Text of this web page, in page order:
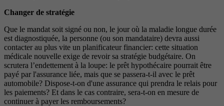
Changer de stratégie
Que le mandat soit signé ou non, le jour où la maladie longue durée
est diagnostiquée, la personne (ou son mandataire) devra aussi
contacter au plus vite un planificateur financier: cette situation
médicale nouvelle exige de revoir sa stratégie budgétaire. On
scrutera l’endettement à la loupe: le prêt hypothécaire pourrait être
payé par l'assurance liée, mais que se passera-t-il avec le prêt
automobile? Dispose-t-on d'une assurance qui prendra le relais pour
les paiements? Et dans le cas contraire, sera-t-on en mesure de
continuer à payer les remboursements?